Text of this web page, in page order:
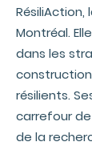
RésiliAction,
Montréal.
dans les
résilients.
carrefour
de la